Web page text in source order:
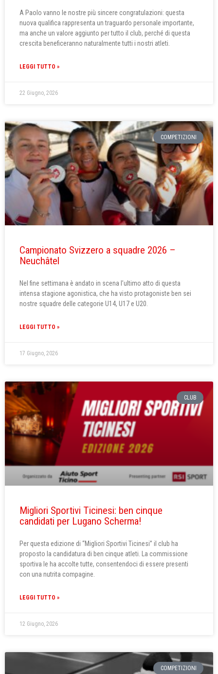
A Paolo vanno le nostre più sincere congratulazioni: questa
nuova qualifica rappresenta un traguardo personale importante,
ma anche un valore aggiunto per tutto il club, perché di questa
crescita beneficeranno naturalmente tutti i nostri atleti.
LEGGI TUTTO »
22 Giugno, 2026
COMPETIZIONI
Campionato Svizzero a squadre 2026 –
Neuchâtel
Nel fine settimana è andato in scena l’ultimo atto di questa
intensa stagione agonistica, che ha visto protagoniste ben sei
nostre squadre delle categorie U14, U17 e U20.
LEGGI TUTTO »
17 Giugno, 2026
CLUB
Migliori Sportivi Ticinesi: ben cinque
candidati per Lugano Scherma!
Per questa edizione di “Migliori Sportivi Ticinesi” il club ha
proposto la candidatura di ben cinque atleti. La commissione
sportiva le ha accolte tutte, consentendoci di essere presenti
con una nutrita compagine.
LEGGI TUTTO »
12 Giugno, 2026
COMPETIZIONI